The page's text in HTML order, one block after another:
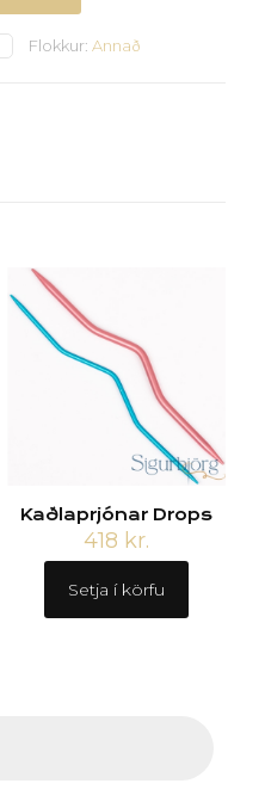
Flokkur: Annað
Kaðlaprjónar Drops
418 kr.
Setja í körfu